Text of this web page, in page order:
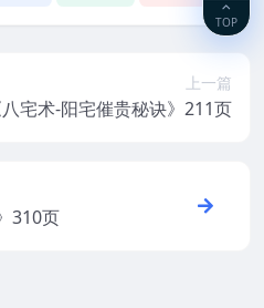
上一篇
宅术-阳宅催贵秘诀》211页
310页
TOP